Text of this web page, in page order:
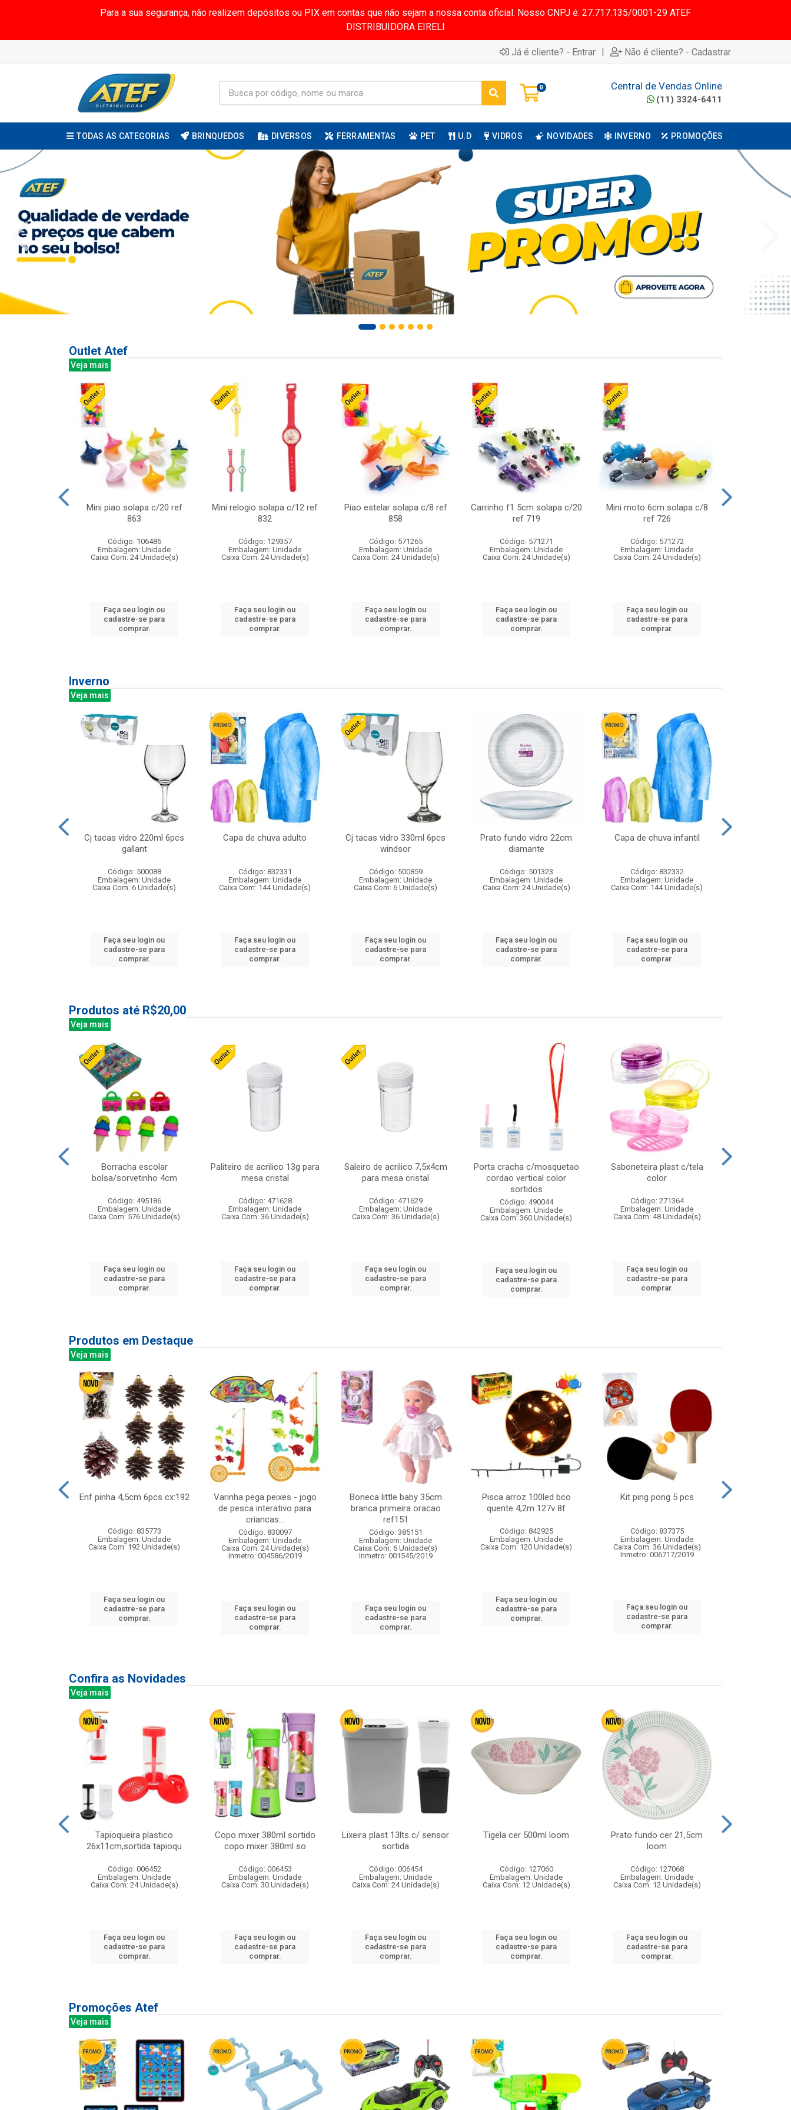
Para a sua segurança, não realizem depósitos ou PIX em contas que não sejam a nossa conta oficial. Nosso CNPJ é: 27.717.135/0001-29 ATEF
DISTRIBUIDORA EIRELI
Já é cliente? - Entrar | Não é cliente? - Cadastrar
0 Central de Vendas Online
(11) 3324-6411
TODAS AS CATEGORIAS BRINQUEDOS DIVERSOS FERRAMENTAS PET U.D VIDROS NOVIDADES INVERNO PROMOÇÕES
Outlet Atef
Veja mais
Mini piao solapa c/20 ref
863
Código: 106486
Embalagem: Unidade
Caixa Com: 24 Unidade(s)
Faça seu login ou
cadastre-se para
comprar.
Mini relogio solapa c/12 ref
832
Código: 129357
Embalagem: Unidade
Caixa Com: 24 Unidade(s)
Faça seu login ou
cadastre-se para
comprar.
Piao estelar solapa c/8 ref
858
Código: 571265
Embalagem: Unidade
Caixa Com: 24 Unidade(s)
Faça seu login ou
cadastre-se para
comprar.
Carrinho f1 5cm solapa c/20
ref 719
Código: 571271
Embalagem: Unidade
Caixa Com: 24 Unidade(s)
Faça seu login ou
cadastre-se para
comprar.
Mini moto 6cm solapa c/8
ref 726
Código: 571272
Embalagem: Unidade
Caixa Com: 24 Unidade(s)
Faça seu login ou
cadastre-se para
comprar.
Inverno
Veja mais
Cj tacas vidro 220ml 6pcs
gallant
Código: 500088
Embalagem: Unidade
Caixa Com: 6 Unidade(s)
Faça seu login ou
cadastre-se para
comprar.
Capa de chuva adulto
Código: 832331
Embalagem: Unidade
Caixa Com: 144 Unidade(s)
Faça seu login ou
cadastre-se para
comprar.
Cj tacas vidro 330ml 6pcs
windsor
Código: 500859
Embalagem: Unidade
Caixa Com: 6 Unidade(s)
Faça seu login ou
cadastre-se para
comprar.
Prato fundo vidro 22cm
diamante
Código: 501323
Embalagem: Unidade
Caixa Com: 24 Unidade(s)
Faça seu login ou
cadastre-se para
comprar.
Capa de chuva infantil
Código: 832332
Embalagem: Unidade
Caixa Com: 144 Unidade(s)
Faça seu login ou
cadastre-se para
comprar.
Produtos até R$20,00
Veja mais
Borracha escolar
bolsa/sorvetinho 4cm
Código: 495186
Embalagem: Unidade
Caixa Com: 576 Unidade(s)
Faça seu login ou
cadastre-se para
comprar.
Paliteiro de acrilico 13g para
mesa cristal
Código: 471628
Embalagem: Unidade
Caixa Com: 36 Unidade(s)
Faça seu login ou
cadastre-se para
comprar.
Saleiro de acrilico 7,5x4cm
para mesa cristal
Código: 471629
Embalagem: Unidade
Caixa Com: 36 Unidade(s)
Faça seu login ou
cadastre-se para
comprar.
Porta cracha c/mosquetao
cordao vertical color
sortidos
Código: 490044
Embalagem: Unidade
Caixa Com: 360 Unidade(s)
Faça seu login ou
cadastre-se para
comprar.
Saboneteira plast c/tela
color
Código: 271364
Embalagem: Unidade
Caixa Com: 48 Unidade(s)
Faça seu login ou
cadastre-se para
comprar.
Produtos em Destaque
Veja mais
Enf pinha 4,5cm 6pcs cx:192
Código: 835773
Embalagem: Unidade
Caixa Com: 192 Unidade(s)
Faça seu login ou
cadastre-se para
comprar.
Varinha pega peixes - jogo
de pesca interativo para
criancas...
Código: 830097
Embalagem: Unidade
Caixa Com: 24 Unidade(s)
Inmetro: 004586/2019
Faça seu login ou
cadastre-se para
comprar.
Boneca little baby 35cm
branca primeira oracao
ref151
Código: 385151
Embalagem: Unidade
Caixa Com: 6 Unidade(s)
Inmetro: 001545/2019
Faça seu login ou
cadastre-se para
comprar.
Pisca arroz 100led bco
quente 4,2m 127v 8f
Código: 842925
Embalagem: Unidade
Caixa Com: 120 Unidade(s)
Faça seu login ou
cadastre-se para
comprar.
Kit ping pong 5 pcs
Código: 837375
Embalagem: Unidade
Caixa Com: 36 Unidade(s)
Inmetro: 006717/2019
Faça seu login ou
cadastre-se para
comprar.
Confira as Novidades
Veja mais
Tapioqueira plastico
26x11cm,sortida tapioqu
Código: 006452
Embalagem: Unidade
Caixa Com: 24 Unidade(s)
Faça seu login ou
cadastre-se para
comprar.
Copo mixer 380ml sortido
copo mixer 380ml so
Código: 006453
Embalagem: Unidade
Caixa Com: 30 Unidade(s)
Faça seu login ou
cadastre-se para
comprar.
Lixeira plast 13lts c/ sensor
sortida
Código: 006454
Embalagem: Unidade
Caixa Com: 24 Unidade(s)
Faça seu login ou
cadastre-se para
comprar.
Tigela cer 500ml loom
Código: 127060
Embalagem: Unidade
Caixa Com: 12 Unidade(s)
Faça seu login ou
cadastre-se para
comprar.
Prato fundo cer 21,5cm
loom
Código: 127068
Embalagem: Unidade
Caixa Com: 12 Unidade(s)
Faça seu login ou
cadastre-se para
comprar.
Promoções Atef
Veja mais